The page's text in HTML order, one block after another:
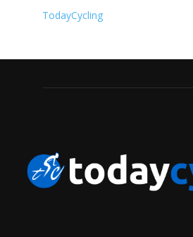
TodayCycling